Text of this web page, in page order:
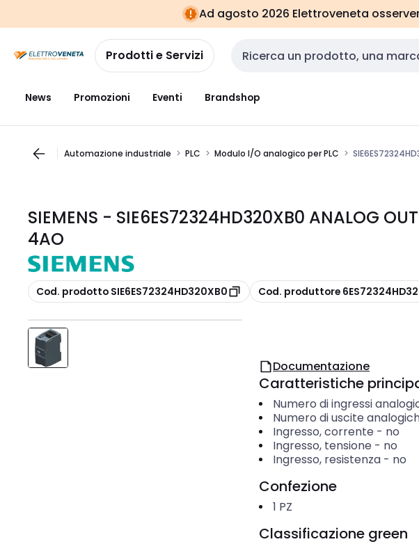
navigazionealla
pagina
Ad agosto 2026 Elettroveneta
Prodotti e Servizi Cerca input
News Promozioni Eventi Brandshop
Automazione industriale PLC Modulo I/O analogico per PLC
SIEMENS - SIE6ES72324HD320XB0 ANALOG
4AO
copia
Cod. prodotto SIE6ES72324HD320XB0 copia
Cod. produttore
Documentazione
Caratteristiche
Numero di ingressi
Numero di uscite
Ingresso, corrente - no
Ingresso, tensione - no
Ingresso, resistenza- no
Confezione
1 PZ
Classificazione green